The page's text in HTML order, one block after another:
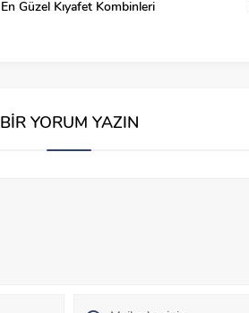
En Güzel Kıyafet Kombinleri
BİR YORUM YAZIN